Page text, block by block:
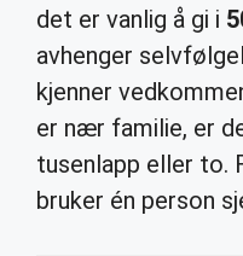
det er vanlig å gi i
avhenger
kjenner
er nær familie, er
tusenlapp eller to.
bruker én person